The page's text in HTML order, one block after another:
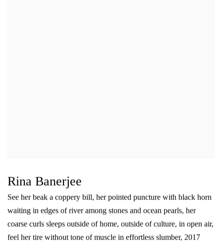
Rina Banerjee
See her beak a coppery bill, her pointed puncture with black horn
waiting in edges of river among stones and ocean pearls, her
coarse curls sleeps outside of home, outside of culture, in open air,
feel her tire without tone of muscle in effortless slumber, 2017